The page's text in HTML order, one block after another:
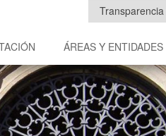
ÁREAS Y ENTIDADES